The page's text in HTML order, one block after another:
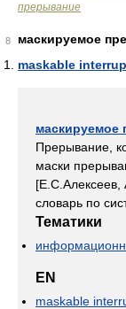
прерывание
8
маскируемое
maskable
маскируемое
Прерывание,
маски
[Е.С.Алексеев,
словарь по
Тематики
EN
maskable